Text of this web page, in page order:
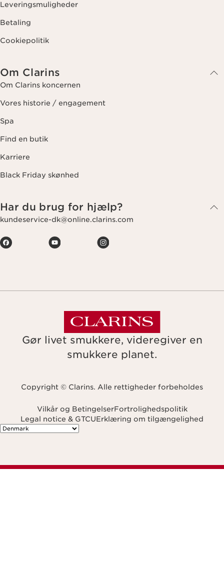
Leveringsmuligheder
Betaling
Cookiepolitik
Om Clarins
Om Clarins koncernen
Vores historie / engagement
Spa
Find en butik
Karriere
Black Friday skønhed
Har du brug for hjælp?
kundeservice-dk@online.clarins.com
Gør livet smukkere, videregiver en
smukkere planet.
Copyright © Clarins. Alle rettigheder forbeholdes
Vilkår og BetingelserFortrolighedspolitik
Legal notice & GTCUErklæring om tilgængelighed
Navigates to